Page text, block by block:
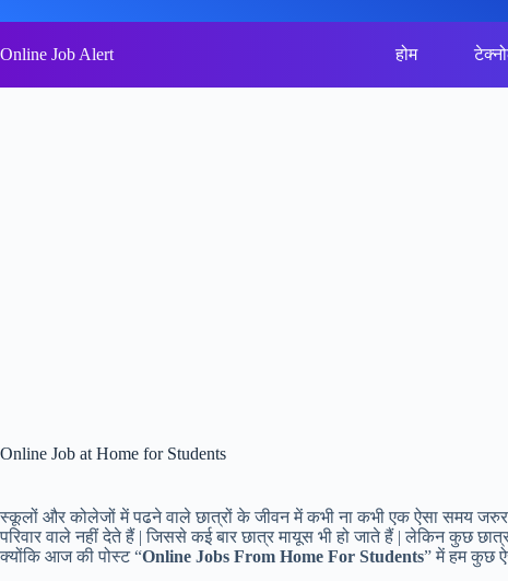
to
content
Online Job Alert होम
Online Job at Home for Students
स्कूलों और कोलेजों में पढने वाले छात्रों के जीवन में कभी ना कभी एक ऐसा समय जरुर
परिवार वाले नहीं देते हैं | जिससे कई बार छात्र मायूस भी हो जाते हैं | लेकिन
क्योंकि आज की पोस्ट “Online Jobs From Home For Students” में हम कुछ